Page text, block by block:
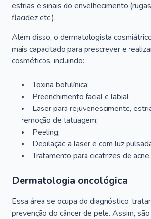
estrias e sinais do envelhecimento
flacidez etc.).
Além disso, o dermatologista
mais capacitado para prescrever e
cosméticos, incluindo:
Toxina botulínica;
Preenchimento facial e labial;
Laser para rejuvenescimento,
remoção de tatuagem;
Peeling;
Depilação a laser e com luz
Tratamento para cicatrizes de acne.
Dermatologia oncológica
Essa área se ocupa do diagnóstico,
prevenção do câncer de pele. Assim,